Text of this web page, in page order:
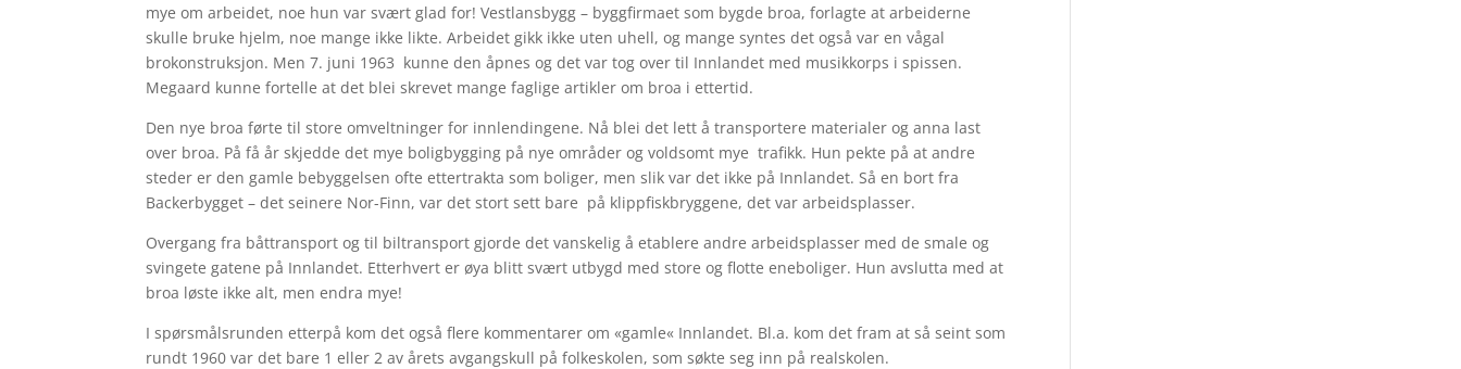
mye om arbeidet, noe hun var svært glad for! Vestlansbygg – byggfirmaet som bygde broa, forlagte at arbeiderne
skulle bruke hjelm, noe mange ikke likte. Arbeidet gikk ikke uten uhell, og mange syntes det også var en vågal
brokonstruksjon. Men 7. juni 1963 kunne den åpnes og det var tog over til Innlandet med musikkorps i spissen.
Megaard kunne fortelle at det blei skrevet mange faglige artikler om broa i ettertid.
Den nye broa førte til store omveltninger for innlendingene. Nå blei det lett å transportere materialer og anna last
over broa. På få år skjedde det mye boligbygging på nye områder og voldsomt mye trafikk. Hun pekte på at andre
steder er den gamle bebyggelsen ofte ettertrakta som boliger, men slik var det ikke på Innlandet. Så en bort fra
Backerbygget – det seinere Nor-Finn, var det stort sett bare på klippfiskbryggene, det var arbeidsplasser.
Overgang fra båttransport og til biltransport gjorde det vanskelig å etablere andre arbeidsplasser med de smale og
svingete gatene på Innlandet. Etterhvert er øya blitt svært utbygd med store og flotte eneboliger. Hun avslutta med at
broa løste ikke alt, men endra mye!
I spørsmålsrunden etterpå kom det også flere kommentarer om «gamle« Innlandet. Bl.a. kom det fram at så seint som
rundt 1960 var det bare 1 eller 2 av årets avgangskull på folkeskolen, som søkte seg inn på realskolen.